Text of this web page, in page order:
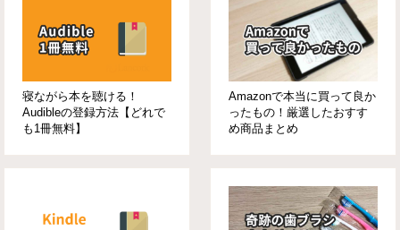
寝ながら本を聴ける！
Audibleの登録方法【どれで
も1冊無料】
Amazonで本当に買って良か
ったもの！厳選したおすす
め商品まとめ